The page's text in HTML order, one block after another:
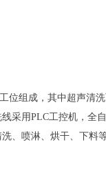
位组成，其中超声清
采用PLC工控机，全
、喷淋、烘干、下料